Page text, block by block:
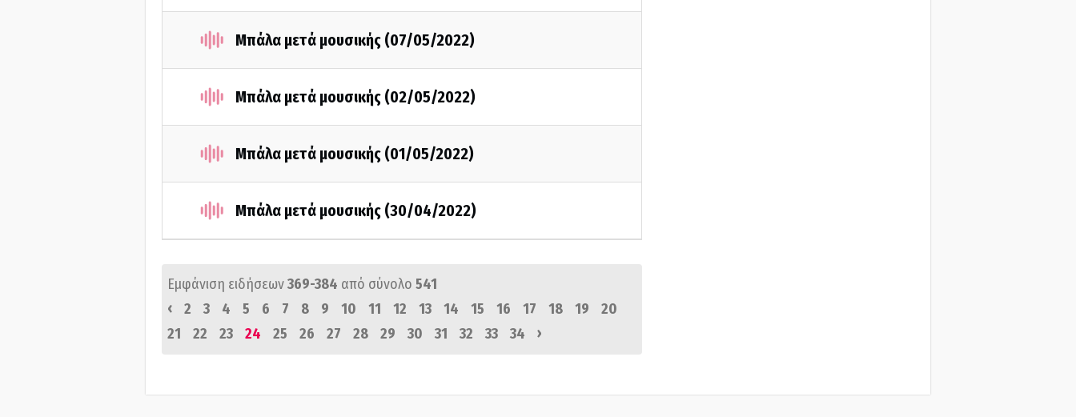
Μπάλα μετά μουσικής (07/05/2022)
Μπάλα μετά μουσικής (02/05/2022)
Μπάλα μετά μουσικής (01/05/2022)
Μπάλα μετά μουσικής (30/04/2022)
Εμφάνιση ειδήσεων369-384 από σύνολο 541
‹
2 3 4 5 6 7 8 9 10 11 12 13 14 15 16 17 18 19
20
21
22 23 24 25 26 27 28 29 30 31 32 33 34 ›